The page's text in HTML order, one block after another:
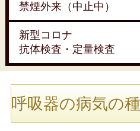
禁煙外来（中止中）
新型コロナ
抗体検査・定量検査
呼吸器の病気の